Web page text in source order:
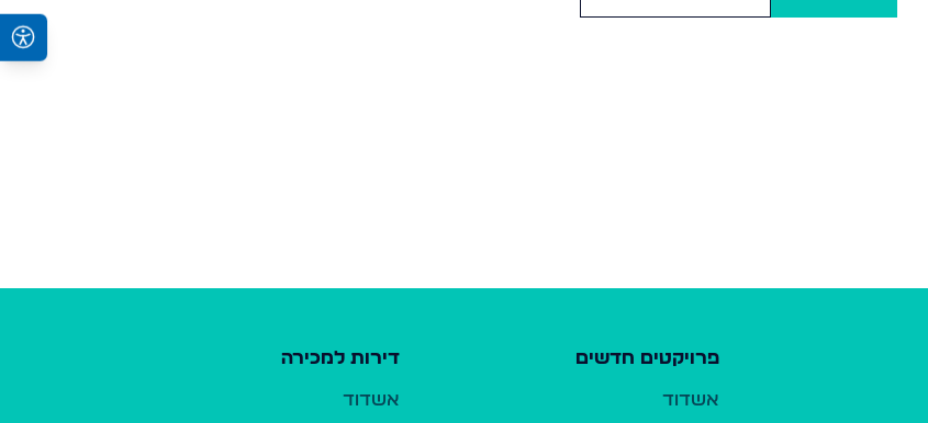
פרויקטים חדשים
אשדוד
דירות למכירה
אשדוד